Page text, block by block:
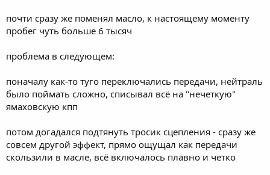
почти сразу же поменял масло, к настоящему моменту
пробег чуть больше 6 тысяч
проблема в следующем:
поначалу как-то туго переключались передачи, нейтраль
было поймать сложно, списывал всё на "нечеткую"
ямаховскую кпп
потом догадался подтянуть тросик сцепления - сразу же
совсем другой эффект, прямо ощущал как передачи
скользили в масле, всё включалось плавно и четко